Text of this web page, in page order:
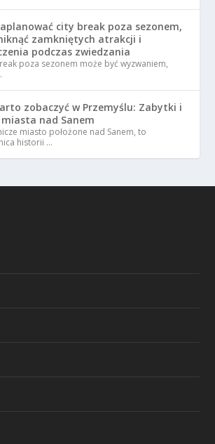
city break poza sezonem,
zamkniętych atrakcji i
podczas zwiedzania
poza sezonem może być wyzwaniem,
zobaczyć w Przemyślu: Zabytki i
nad Sanem
miasto położone nad Sanem, to
historii …